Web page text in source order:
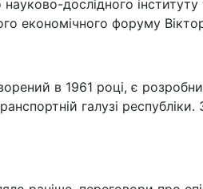
дослідного
економічного форуму
в 1961 році, є
галузі